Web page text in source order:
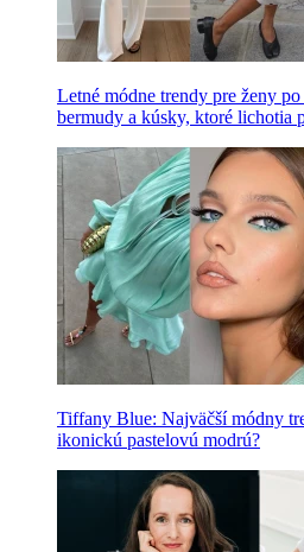
Letné módne trendy pre ženy
bermudy a kúsky, ktoré lichotia
Tiffany Blue: Najväčší módny
ikonickú pastelovú modrú?